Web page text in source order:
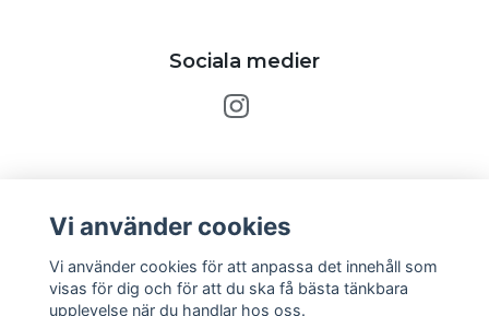
Sociala medier
Vi använder cookies
Vi använder cookies för att anpassa det innehåll som
visas för dig och för att du ska få bästa tänkbara
upplevelse när du handlar hos oss.